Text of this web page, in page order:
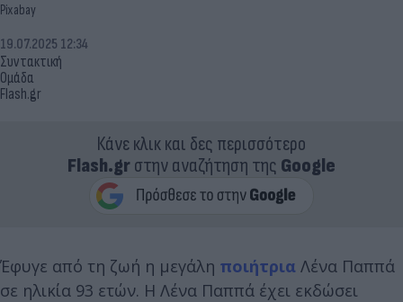
Pixabay
Συντακτική
Ομάδα
Flash.gr
19.07.2025 12:34
Κάνε κλικ και δες περισσότερο
Flash.grστην αναζήτηση της Google
Έφυγε από τη ζωή η μεγάλη ποιήτρια Λένα Παππά
σε ηλικία 93 ετών. Η Λένα Παππά έχει εκδώσει